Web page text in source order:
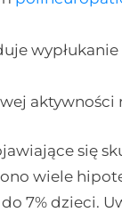
aktywności
się
wiele
7% dzieci.